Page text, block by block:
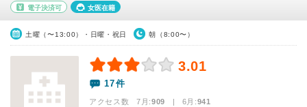
電子決済可 女医在籍
土曜（〜13:00）・日曜・祝日 朝（8:00〜）
3.01
17件
アクセス数 7月:909 | 6月:941